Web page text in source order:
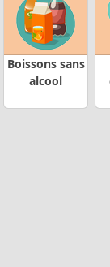
Boissons sans
alcool